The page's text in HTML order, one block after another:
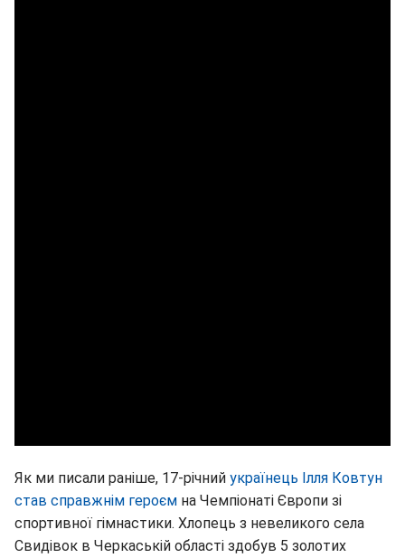
Як ми писали раніше, 17-річний українець Ілля Ковтун
став справжнім героєм на Чемпіонаті Європи зі
спортивної гімнастики. Хлопець з невеликого села
Свидівок в Черкаській області здобув 5 золотих